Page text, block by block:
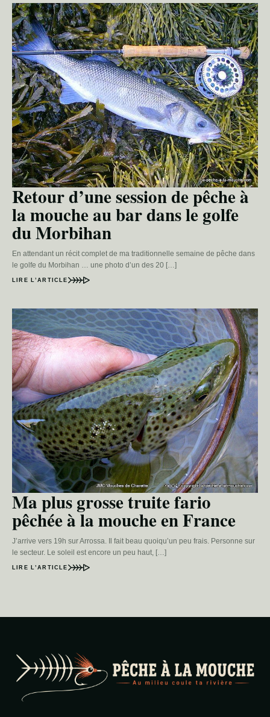
Retour d’une session de pêche à
la mouche au bar dans le golfe
du Morbihan
En attendant un récit complet de ma traditionnelle semaine de pêche dans
le golfe du Morbihan … une photo d’un des 20 […]
LIRE L’ARTICLE
Ma plus grosse truite fario
pêchée à la mouche en France
J’arrive vers 19h sur Arrossa. Il fait beau quoiqu’un peu frais. Personne sur
le secteur. Le soleil est encore un peu haut, […]
LIRE L’ARTICLE